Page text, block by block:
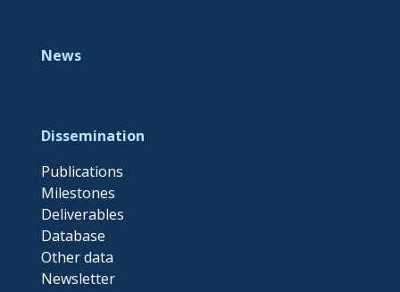
News
Dissemination
Publications
Milestones
Deliverables
Database
Other data
Newsletter